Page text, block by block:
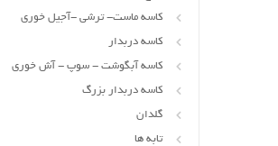
کاسه ماست- ترشی -آجیل خوری
کاسه دربدار
کاسه آبگوشت - سوپ - آش خوری
کاسه دربدار بزرگ
گلدان
تابه ها